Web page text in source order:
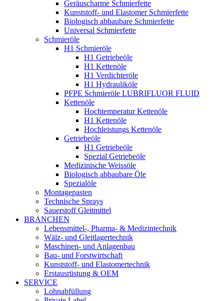
Geräuscharme Schmierfette
Kunststoff- und Elastomer Schmierfette
Biologisch abbaubare Schmierfette
Universal Schmierfette
Schmieröle
H1 Schmieröle
H1 Getriebeöle
H1 Kettenöle
H1 Verdichteröle
H1 Hydrauliköle
PFPE Schmieröle LUBRIFLUOR FLUID
Kettenöle
Hochtemperatur Kettenöle
H1 Kettenöle
Hochleistungs Kettenöle
Getriebeöle
H1 Getriebeöle
Spezial Getriebeöle
Medizinische Weissöle
Biologisch abbaubare Öle
Spezialöle
Montagepasten
Technische Sprays
Sauerstoff Gleitmittel
BRANCHEN
Lebensmittel-, Pharma- & Medizintechnik
Wälz- und Gleitlagertechnik
Maschinen- und Anlagenbau
Bau- und Forstwirtschaft
Kunststoff- und Elastomertechnik
Erstausrüstung & OEM
SERVICE
Lohnabfüllung